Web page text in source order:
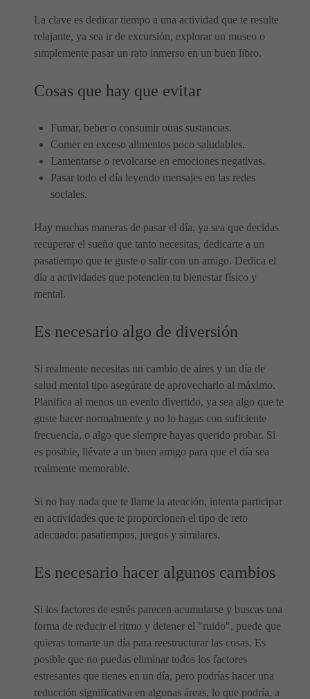
La clave es dedicar tiempo a una actividad que te resulte
relajante, ya sea ir de excursión, explorar un museo o
simplemente pasar un rato inmerso en un buen libro.
Cosas que hay que evitar
Fumar, beber o consumir otras sustancias.
Comer en exceso alimentos poco saludables.
Lamentarse o revolcarse en emociones negativas.
Pasar todo el día leyendo mensajes en las redes
sociales.
Hay muchas maneras de pasar el día, ya sea que decidas
recuperar el sueño que tanto necesitas, dedicarte a un
pasatiempo que te guste o salir con un amigo. Dedica el
día a actividades que potencien tu bienestar físico y
mental.
Es necesario algo de diversión
Si realmente necesitas un cambio de aires y un día de
salud mental tipo asegúrate de aprovecharlo al máximo.
Planifica al menos un evento divertido, ya sea algo que te
guste hacer normalmente y no lo hagas con suficiente
frecuencia, o algo que siempre hayas querido probar. Si
es posible, llévate a un buen amigo para que el día sea
realmente memorable.
Si no hay nada que te llame la atención, intenta participar
en actividades que te proporcionen el tipo de reto
adecuado: pasatiempos, juegos y similares.
Es necesario hacer algunos cambios
Si los factores de estrés parecen acumularse y buscas una
forma de reducir el ritmo y detener el "ruido", puede que
quieras tomarte un día para reestructurar las cosas. Es
posible que no puedas eliminar todos los factores
estresantes que tienes en un día, pero podrías hacer una
reducción significativa en algunas áreas, lo que podría, a